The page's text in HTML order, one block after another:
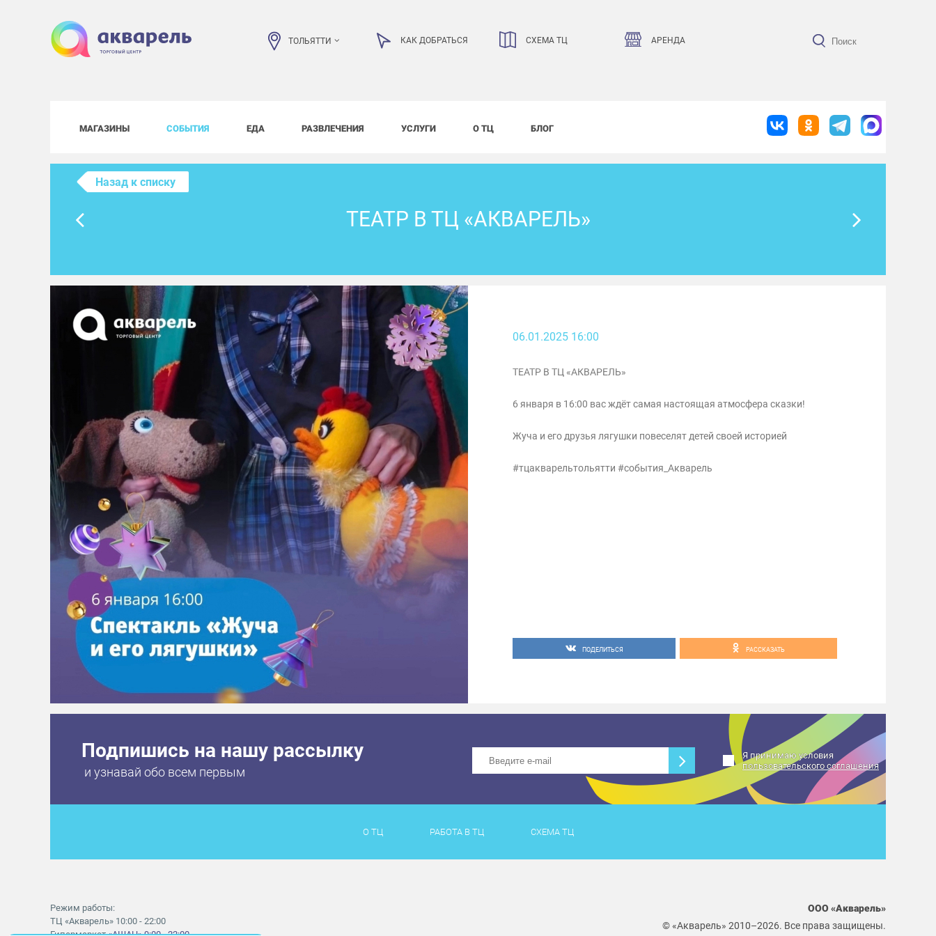
ТОЛЬЯТТИ КАК ДОБРАТЬСЯ СХЕМА ТЦ АРЕНДА
МАГАЗИНЫ СОБЫТИЯ ЕДА РАЗВЛЕЧЕНИЯ УСЛУГИ О ТЦ БЛОГ
Назад к списку
ТЕАТР В ТЦ «АКВАРЕЛЬ»
06.01.2025 16:00
ТЕАТР В ТЦ «АКВАРЕЛЬ»
6 января в 16:00 вас ждёт самая настоящая атмосфера сказки!
Жуча и его друзья лягушки повеселят детей своей историей
#тцакварельтольятти #события_Акварель
ПОДЕЛИТЬСЯ РАССКАЗАТЬ
Подпишись на нашу рассылку
и узнавай обо всем первым
Я принимаю условия
пользовательского соглашения
О ТЦ РАБОТА В ТЦ СХЕМА ТЦ
Режим работы:
ТЦ «Акварель» 10:00 - 22:00
ООО «Акварель»
© «Акварель» 2010–2026. Все права защищены.